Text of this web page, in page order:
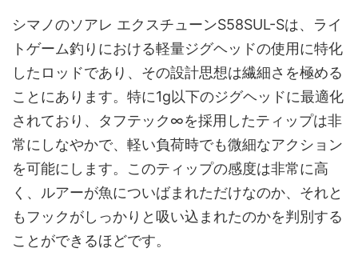
シマノのソアレ エクスチューンS58SUL-Sは、ライ
トゲーム釣りにおける軽量ジグヘッドの使用に特化
したロッドであり、その設計思想は繊細さを極める
ことにあります。特に1g以下のジグヘッドに最適化
されており、タフテック∞を採用したティップは非
常にしなやかで、軽い負荷時でも微細なアクション
を可能にします。このティップの感度は非常に高
く、ルアーが魚についばまれただけなのか、それと
もフックがしっかりと吸い込まれたのかを判別する
ことができるほどです。